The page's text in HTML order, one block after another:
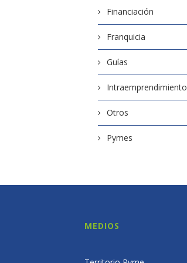
Financiación
Franquicia
Guías
Intraemprendimiento
Otros
Pymes
MEDIOS